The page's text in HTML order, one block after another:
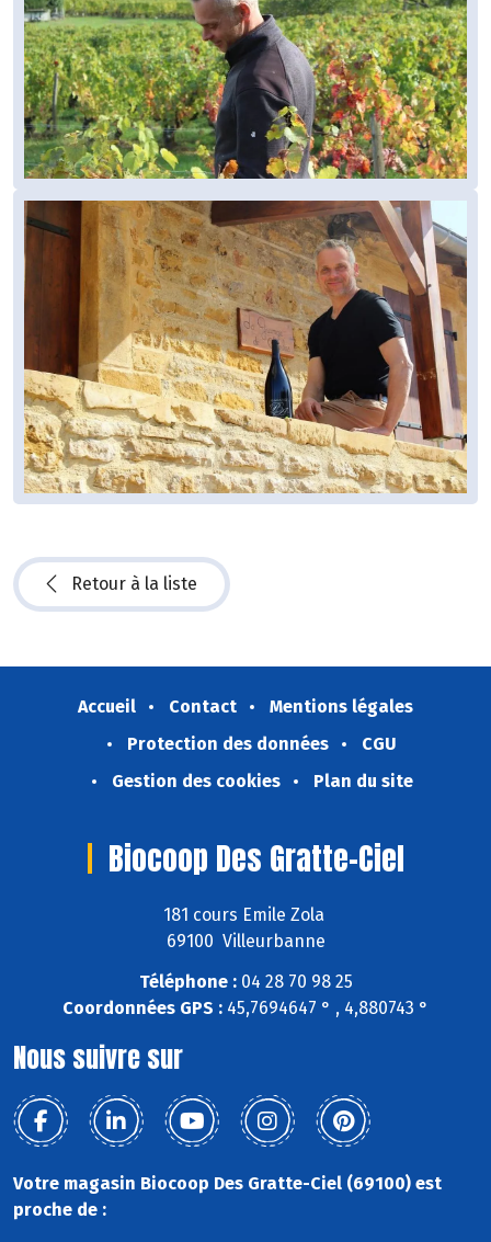
Retour à la liste
Accueil Contact
Mentions légales
Protection des données
CGU
Gestion des cookies
Plan du site
Biocoop Des Gratte-Ciel
181 cours Emile Zola
69100 Villeurbanne
Téléphone :04 28 70 98 25
Coordonnées GPS : 45,7694647 ° , 4,880743 °
Nous suivre sur
Votre magasin Biocoop Des Gratte-Ciel (69100) est
proche de :